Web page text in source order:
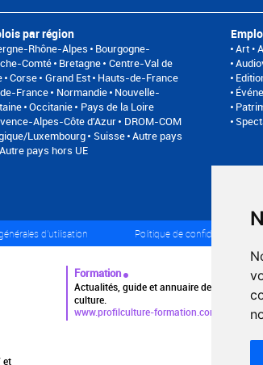
par région
Rhône-Alpes
Bourgogne-
Comté Bretagne Centre-Val de
Corse Grand Est Hauts-de-France
France
Normandie Nouvelle-
Occitanie
Pays de la Loire
Alpes-Côte d'Azur
DROM-COM
Luxembourg
Suisse Autre pays
Autre pays hors UE
Art •
d'utilisation Politique de confidentialité
Formation
Actualités, guide et annuaire des
culture.
www.profilculture-formation.com
et